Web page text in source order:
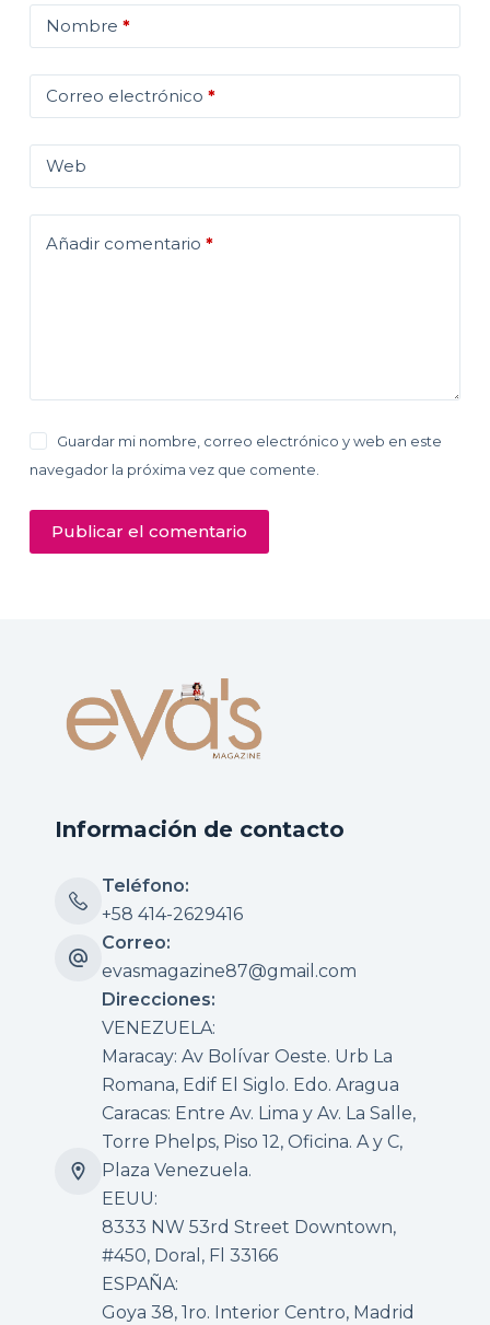
Nombre *
Correo electrónico *
Web
Añadir comentario *
Guardar mi nombre, correo electrónico y web en este
navegador la próxima vez que comente.
Publicar el comentario
Información de contacto
Teléfono:
+58 414-2629416
Correo:
evasmagazine87@gmail.com
Direcciones:
VENEZUELA:
Maracay: Av Bolívar Oeste. Urb La
Romana, Edif El Siglo. Edo. Aragua
Caracas: Entre Av. Lima y Av. La Salle,
Torre Phelps, Piso 12, Oficina. A y C,
Plaza Venezuela.
EEUU:
8333 NW 53rd Street Downtown,
#450, Doral, Fl 33166
ESPAÑA:
Goya 38, 1ro. Interior Centro, Madrid